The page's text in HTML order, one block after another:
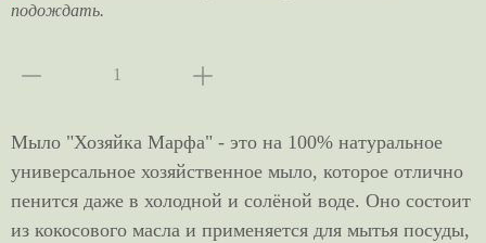
подождать.
Мыло "Хозяйка Марфа" - это на 100% натуральное
универсальное хозяйственное мыло, которое отлично
пенится даже в холодной и солёной воде. Оно состоит
из кокосового масла и применяется для мытья посуды,